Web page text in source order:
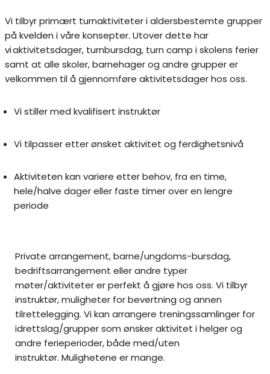
Vi tilbyr primært turnaktiviteter i aldersbestemte grupper
på kvelden i våre konsepter. Utover dette har
vi aktivitetsdager, turnbursdag, turn camp i skolens ferier
samt at alle skoler, barnehager og andre grupper er
velkommen til å gjennomføre aktivitetsdager hos oss.
Vi stiller med kvalifisert instruktør
Vi tilpasser etter ønsket aktivitet og ferdighetsnivå
Aktiviteten kan variere etter behov, fra en time,
hele/halve dager eller faste timer over en lengre
periode
Private arrangement, barne/ungdoms-bursdag,
bedriftsarrangement eller andre typer
møter/aktiviteter er perfekt å gjøre hos oss. Vi tilbyr
instruktør, muligheter for bevertning og annen
tilrettelegging. Vi kan arrangere treningssamlinger for
idrettslag/grupper som ønsker aktivitet i helger og
andre ferieperioder, både med/uten
instruktør. Mulighetene er mange.